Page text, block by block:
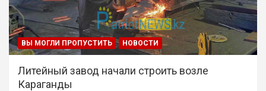
ВЫ МОГЛИ ПРОПУСТИТЬ НОВОСТИ
Литейный завод начали строить возле
Караганды